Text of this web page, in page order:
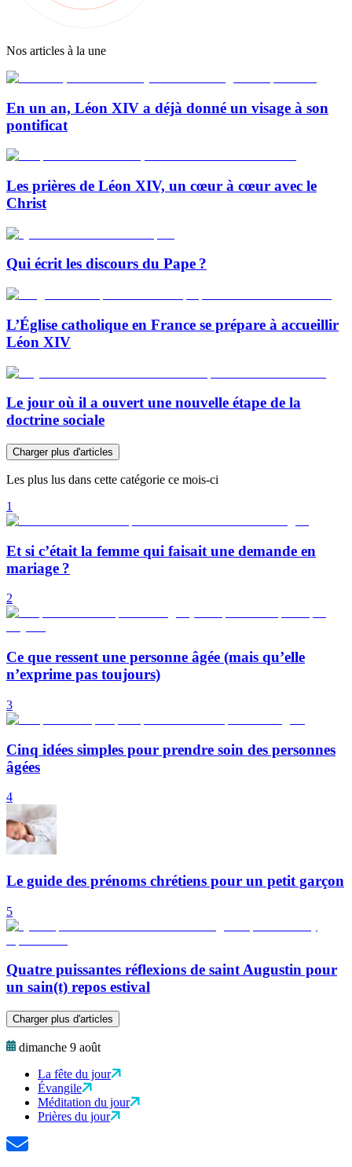
Nos articles à la une
En un an, Léon XIV a déjà donné un visage à son
pontificat
Les prières de Léon XIV, un cœur à cœur avec le
Christ
Qui écrit les discours du Pape ?
L’Église catholique en France se prépare à accueillir
Léon XIV
Le jour où il a ouvert une nouvelle étape de la
doctrine sociale
Charger plus d'articles
Les plus lus dans cette catégorie ce mois-ci
1
Et si c’était la femme qui faisait une demande en
mariage ?
2
Ce que ressent une personne âgée (mais qu’elle
n’exprime pas toujours)
3
Cinq idées simples pour prendre soin des personnes
âgées
4
Le guide des prénoms chrétiens pour un petit garçon
5
Quatre puissantes réflexions de saint Augustin pour
un sain(t) repos estival
Charger plus d'articles
dimanche 9 août
La fête du jour
Évangile
Méditation du jour
Prières du jour